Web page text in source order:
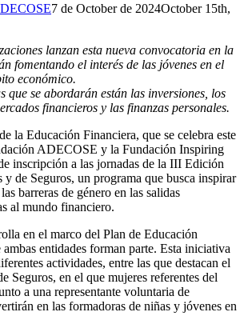
7 de October de 2024October 15th,
lanzan esta nueva convocatoria en la
fomentando el interés de las jóvenes en el
económico.
que se abordarán están las inversiones, los
financieros y las finanzas personales.
la Educación Financiera, que se celebra este
ADECOSE y la Fundación Inspiring
inscripción a las jornadas de la III Edición
y de Seguros, un programa que busca inspirar
barreras de género en las salidas
al mundo financiero.
en el marco del Plan de Educación
entidades forman parte. Esta iniciativa
actividades, entre las que destacan el
Seguros, en el que mujeres referentes del
a una representante voluntaria de
en las formadoras de niñas y jóvenes en